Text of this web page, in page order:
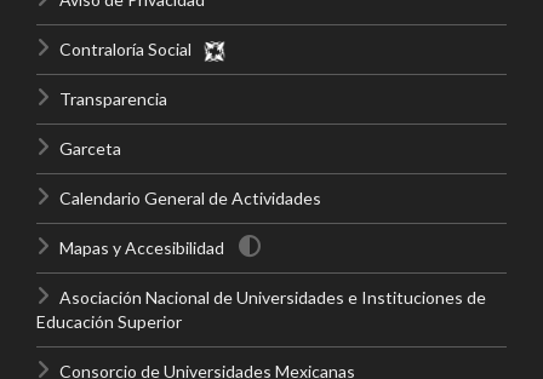
Contraloría Social
Transparencia
Garceta
Calendario General de Actividades
Mapas y Accesibilidad
Asociación Nacional de Universidades e Instituciones de
Educación Superior
Consorcio de Universidades Mexicanas